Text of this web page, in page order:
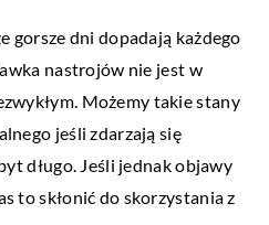
gorsze dni dopadają każdego
nastrojów nie jest w
Możemy takie stany
jeśli zdarzają się
długo. Jeśli jednak objawy
to skłonić do skorzystania z